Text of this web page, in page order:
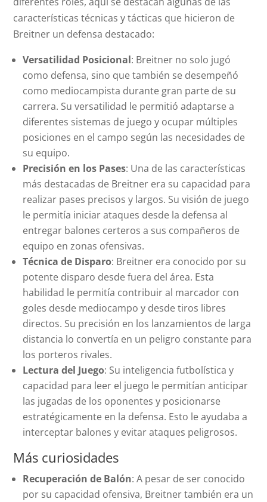
características técnicas y tácticas que hicieron de
Breitner un defensa destacado:
Versatilidad Posicional: Breitner no solo jugó
como defensa, sino que también se desempeñó
como mediocampista durante gran parte de su
carrera. Su versatilidad le permitió adaptarse a
diferentes sistemas de juego y ocupar múltiples
posiciones en el campo según las necesidades de
su equipo.
Precisión en los Pases: Una de las características
más destacadas de Breitner era su capacidad para
realizar pases precisos y largos. Su visión de juego
le permitía iniciar ataques desde la defensa al
entregar balones certeros a sus compañeros de
equipo en zonas ofensivas.
Técnica de Disparo: Breitner era conocido por su
potente disparo desde fuera del área. Esta
habilidad le permitía contribuir al marcador con
goles desde mediocampo y desde tiros libres
directos. Su precisión en los lanzamientos de larga
distancia lo convertía en un peligro constante para
los porteros rivales.
Lectura del Juego: Su inteligencia futbolística y
capacidad para leer el juego le permitían anticipar
las jugadas de los oponentes y posicionarse
estratégicamente en la defensa. Esto le ayudaba a
interceptar balones y evitar ataques peligrosos.
Más curiosidades
Recuperación de Balón: A pesar de ser conocido
por su capacidad ofensiva, Breitner también era un